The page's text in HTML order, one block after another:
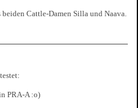
Cattle-Damen Silla und Naava.
PRA-A :o)